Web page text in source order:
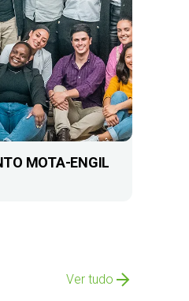
MOTA-ENGIL
Ver tudo